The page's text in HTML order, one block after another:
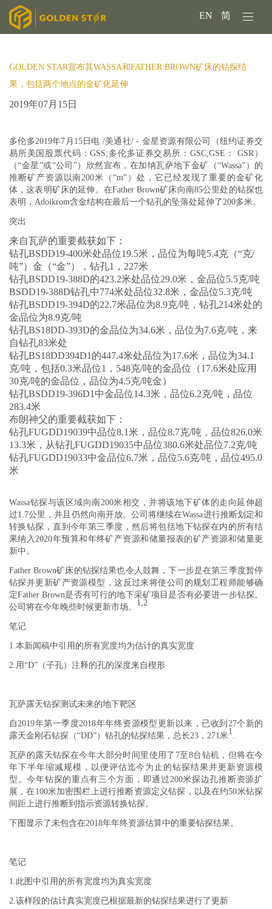
EN 简
GOLDEN STAR宣布其WASSA和FATHER BROWN矿床的钻探结
果，包括两个地点的金矿化延伸
2019年07月15日
多伦多2019年7月15日电 /美通社/ - 金星资源有限公司（纽约证券交
易所美国股票代码：GSS;多伦多证券交易所：GSC;GSE： GSR）
（“金星”或“公司”）欣然宣布，在加纳瓦萨地下金矿（“Wassa”）的
推断矿产资源以南200米（“m”）处，它已经发现了重要的金矿化
体，这表明矿床的延伸。在Father Brown矿床向南85公里处的钻探也
表明，Adoikrom含金结构在最后一个钻孔的坠落处延伸了200多米。
突出
来自瓦萨的重要截获如下：
钻孔BSDD19-400米处品位19.5米，品位为每吨5.4克 （“克/
吨”）金（“金”），钻孔1，227米
钻孔BSDD19-388D的423.2米处品位29.0米，金品位5.5克/吨
BSDD19-388D钻孔中774米处品位32.8米，金品位5.3克/吨
钻孔BSDD19-394D的22.7米品位为8.9克/吨，钻孔214米处的
金品位为8.9克/吨
钻孔BS18DD-393D的金品位为34.6米，品位为7.6克/吨，来
自钻孔83米处
钻孔BS18DD394D1的447.4米处品位为17.6米，品位为34.1
克/吨，包括0.3米品位1，548克/吨的金品位（17.6米处应用
30克/吨的金品位，品位为4.5克/吨金）
钻孔BSDD19-396D1中金品位14.3米，品位6.2克/吨，品位
283.4米
布朗神父的重要截获如下：
钻孔FUGDD19039中品位8.1米，品位8.7克/吨，品位826.0米
13.3米， 从钻孔FUGDD19035中品位380.6米处品位7.2克/吨
钻孔FUGDD19033中金品位6.7米，品位5.6克/吨，品位495.0
米
Wassa钻探与该区域向南200米相交，并将该地下矿体的走向延伸超
过1.7公里，并且仍然向南开放。公司将继续在Wassa进行推断划定和
转换钻探，直到今年第三季度，然后将包括地下钻探在内的所有结
果纳入2020年预算和年终矿产资源和储量报表的矿产资源和储量更
新中。
Father Brown矿床的钻探结果也令人鼓舞，下一步是在第三季度暂停
钻探并更新矿产资源模型，这反过来将使公司的规划工程师能够确
定Father Brown是否有可行的地下采矿项目是否有必要进一步钻探。
公司将在今年晚些时候更新市场。 1,2
笔记
1. 本新闻稿中引用的所有宽度均为估计的真实宽度
2. 用“D”（子孔）注释的孔的深度来自楔形
瓦萨露天钻探测试未来的地下靶区
自2019年第一季度2018年年终资源模型更新以来，已收到27个新的
露天金刚石钻探（“DD”）钻孔的钻探结果，总长23，271米1
瓦萨的露天钻探在今年大部分时间里使用了7至8台钻机，但将在今
年下半年缩减规模，以便评估迄今为止的钻探结果并更新资源模
型。今年钻探的重点有三个方面，即通过200米探边孔推断资源扩
展，在100米加密围栏上进行推断资源定义钻探，以及在约50米钻探
间距上进行推断到指示资源转换钻探。
下图显示了未包含在2018年年终资源估算中的重要钻探结果。
笔记
1. 此图中引用的所有宽度均为真实宽度
2. 该样段的估计真实宽度已根据最新的钻探结果进行了更新